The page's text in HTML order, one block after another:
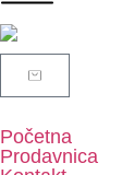
Početna
Prodavnica